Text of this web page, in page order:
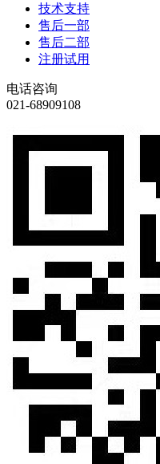
技术支持
售后一部
售后二部
注册试用
电话咨询
021-68909108